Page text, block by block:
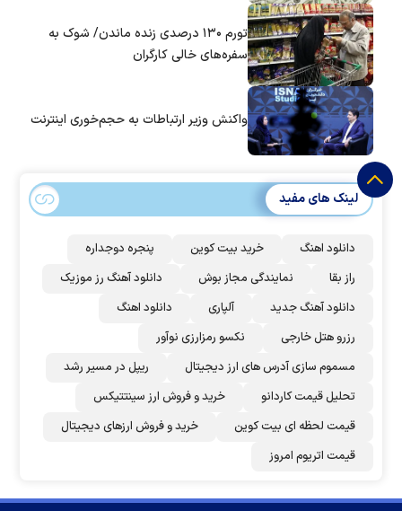
تورم ۱۳۰ درصدی زنده ماندن/ شوک به
سفره‌های خالی کارگران
واکنش وزیر ارتباطات به حجم‌خوری اینترنت
لینک های مفید
دانلود اهنگ خرید بیت کوین
پنجره دوجداره
راز بقا
نمایندگی مجاز بوش
دانلود آهنگ رز‌ موزیک
دانلود آهنگ جدید
آلپاری
دانلود اهنگ
رزرو هتل خارجی
نکسو رمزارزی نوآور
مسموم سازی آدرس های ارز دیجیتال
ریپل در مسیر رشد
تحلیل قیمت کاردانو
خرید و فروش ارز سینتتیکس
قیمت لحظه ای بیت کوین
خرید و فروش ارزهای دیجیتال
قیمت اتریوم امروز